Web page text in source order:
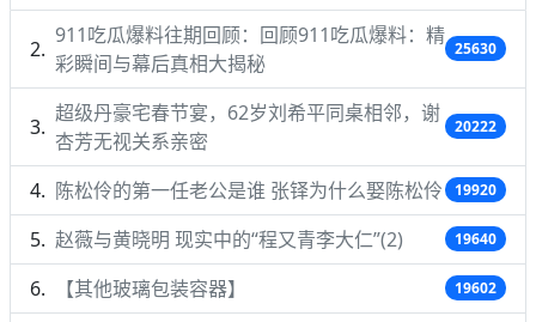
911吃瓜爆料往期回顾：回顾911吃瓜爆料：精
彩瞬间与幕后真相大揭秘
25630
超级丹豪宅春节宴，62岁刘希平同桌相邻，谢
杏芳无视关系亲密
20222
陈松伶的第一任老公是谁 张铎为什么娶陈松伶 19920
赵薇与黄晓明 现实中的“程又青李大仁”(2) 19640
【其他玻璃包装容器】 19602